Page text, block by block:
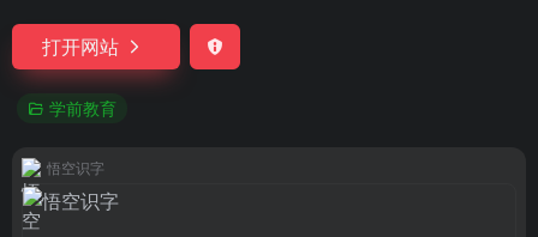
打开网站
学前教育
悟空识字